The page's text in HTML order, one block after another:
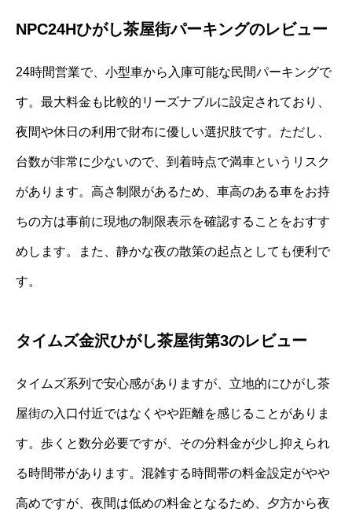
NPC24Hひがし茶屋街パーキングのレビュー
24時間営業で、小型車から入庫可能な民間パーキングで
す。最大料金も比較的リーズナブルに設定されており、
夜間や休日の利用で財布に優しい選択肢です。ただし、
台数が非常に少ないので、到着時点で満車というリスク
があります。高さ制限があるため、車高のある車をお持
ちの方は事前に現地の制限表示を確認することをおすす
めします。また、静かな夜の散策の起点としても便利で
す。
タイムズ金沢ひがし茶屋街第3のレビュー
タイムズ系列で安心感がありますが、立地的にひがし茶
屋街の入口付近ではなくやや距離を感じることがありま
す。歩くと数分必要ですが、その分料金が少し抑えられ
る時間帯があります。混雑する時間帯の料金設定がやや
高めですが、夜間は低めの料金となるため、夕方から夜